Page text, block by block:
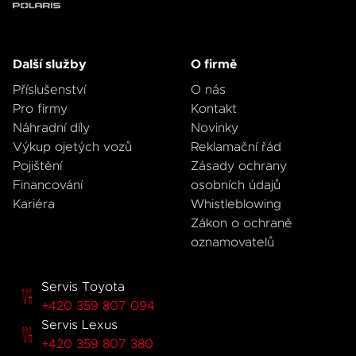
Další služby
Příslušenství
Pro firmy
Náhradní díly
Výkup ojetých vozů
Pojištění
Financování
Kariéra
O firmě
O nás
Kontakt
Novinky
Reklamační řád
Zásady ochrany
osobních údajů
Whistleblowing
Zákon o ochraně
oznamovatelů
Servis Toyota
+420 359 807 094
Servis Lexus
+420 359 807 380